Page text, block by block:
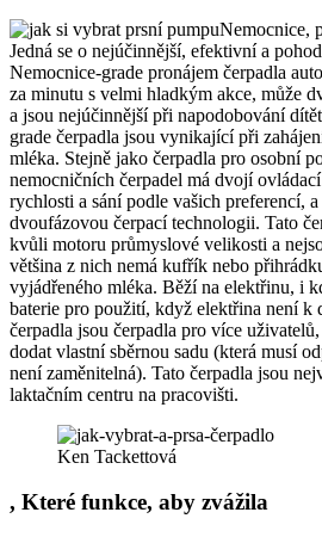
Nemocnice,
Jedná se o nejúčinnější, efektivní a
Nemocnice-grade pronájem čerpadla
za minutu s velmi hladkým akce, může
a jsou nejúčinnější při napodobování
grade čerpadla jsou vynikající při
mléka. Stejně jako čerpadla pro osobní
nemocničních čerpadel má dvojí
rychlosti a sání podle vašich preferencí,
dvoufázovou čerpací technologii. Tato
kvůli motoru průmyslové velikosti a
většina z nich nemá kufřík nebo
vyjádřeného mléka. Běží na elektřinu, i
baterie pro použití, když elektřina není k
čerpadla jsou čerpadla pro více
dodat vlastní sběrnou sadu (která musí
není zaměnitelná). Tato čerpadla jsou
laktačním centru na pracovišti.
Ken Tackettová
, Které funkce, aby zvážila